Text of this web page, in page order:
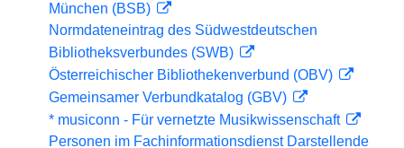
München (BSB)
Normdateneintrag des Südwestdeutschen
Bibliotheksverbundes (SWB)
Österreichischer Bibliothekenverbund (OBV)
Gemeinsamer Verbundkatalog (GBV)
* musiconn - Für vernetzte Musikwissenschaft
Personen im Fachinformationsdienst Darstellende